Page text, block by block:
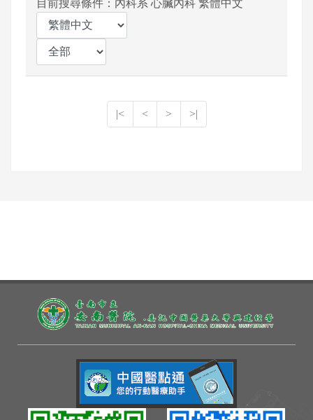
目前搜尋條件：內科系 心臟內科 繁體中文
|< < > >|